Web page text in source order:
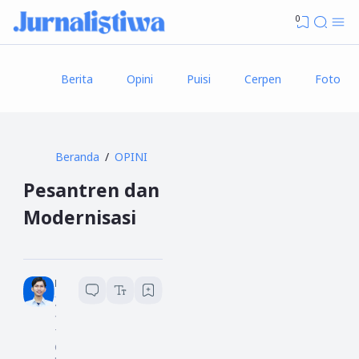
0
Berita Opini Puisi Cerpen Foto
Beranda OPINI
Pesantren dan
Modernisasi
4
1
7
O